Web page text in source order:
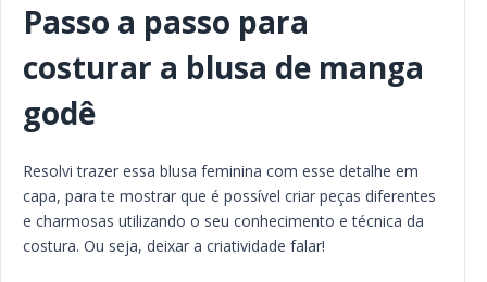
Passo a passo para
costurar a blusa de manga
godê
Resolvi trazer essa blusa feminina com esse detalhe em
capa, para te mostrar que é possível criar peças diferentes
e charmosas utilizando o seu conhecimento e técnica da
costura. Ou seja, deixar a criatividade falar!